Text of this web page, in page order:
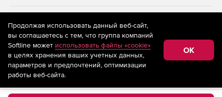
На информационном ресурсе store.softline.ru применяются
рекомендательные технологии
(информационные технологии
предоставления информации на основе сбора,
систематизации и анализа сведений, относящихся к
предпочтениям пользователей сети «Интернет»,
находящихся на территории Российской Федерации)
Продолжая использовать данный веб-сайт,
вы соглашаетесь с тем, что группа компаний
Softline может использовать файлы «cookie»
в целях хранения ваших учетных данных,
параметров и предпочтений, оптимизации
работы веб-сайта.
OK